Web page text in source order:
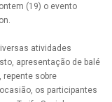
(19) o evento
atividades
apresentação de balé
repente sobre
os participantes